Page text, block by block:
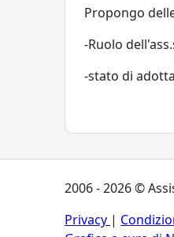
Propongo
-Ruolo
-stato di
2006 - 2026 ©
Privacy |